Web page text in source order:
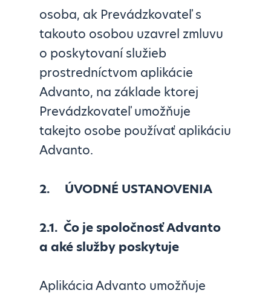
osoba, ak Prevádzkovateľ s
takouto osobou uzavrel zmluvu
o poskytovaní služieb
prostredníctvom aplikácie
Advanto, na základe ktorej
Prevádzkovateľ umožňuje
takejto osobe používať aplikáciu
Advanto.
2. ÚVODNÉ USTANOVENIA
2.1. Čo je spoločnosť Advanto
a aké služby poskytuje
Aplikácia Advanto umožňuje